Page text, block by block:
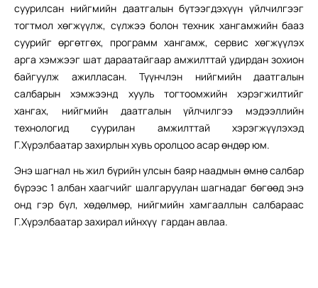
суурилсан нийгмийн даатгалын бүтээгдэхүүн үйлчилгээг
тогтмол хөгжүүлж, сүлжээ болон техник хангамжийн бааз
суурийг өргөтгөх, программ хангамж, сервис хөгжүүлэх
арга хэмжээг шат дараатайгаар амжилттай удирдан зохион
байгуулж ажилласан. Түүнчлэн нийгмийн даатгалын
салбарын хэмжээнд хууль тогтоомжийн хэрэгжилтийг
хангах, нийгмийн даатгалын үйлчилгээ мэдээллийн
технологид суурилан амжилттай хэрэгжүүлэхэд
Г.Хүрэлбаатар захирлын хувь оролцоо асар өндөр юм.
Энэ шагнал нь жил бүрийн улсын баяр наадмын өмнө салбар
бүрээс 1 албан хаагчийг шалгаруулан шагнадаг бөгөөд энэ
онд гэр бүл, хөдөлмөр, нийгмийн хамгааллын салбараас
Г.Хүрэлбаатар захирал ийнхүү гардан авлаа.